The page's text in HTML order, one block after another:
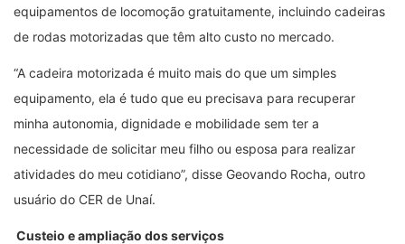
equipamentos de locomoção gratuitamente, incluindo cadeiras
de rodas motorizadas que têm alto custo no mercado.
“A cadeira motorizada é muito mais do que um simples
equipamento, ela é tudo que eu precisava para recuperar
minha autonomia, dignidade e mobilidade sem ter a
necessidade de solicitar meu filho ou esposa para realizar
atividades do meu cotidiano”, disse Geovando Rocha, outro
usuário do CER de Unaí.
Custeio e ampliação dos serviços